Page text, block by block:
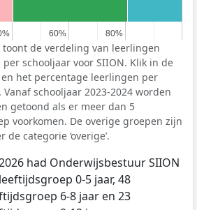
60%
60% 80%
80%
toont de verdeling van leerlingen
schooljaar voor SIION. Klik in de
het percentage leerlingen per
schooljaar 2023-2024 worden
getoond als er meer dan 5
voorkomen. De overige groepen zijn
categorie ‘overige’.
had Onderwijsbestuur SIION
0-5 jaar, 48
6-8 jaar en 23